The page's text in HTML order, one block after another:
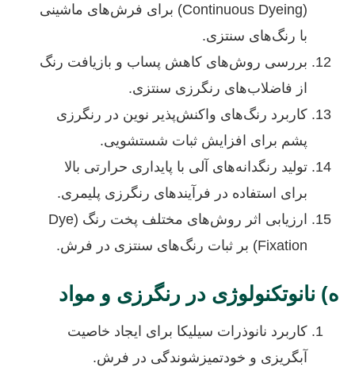
(Continuous Dyeing) برای فرش‌های ماشینی
با رنگ‌های سنتزی.
بررسی روش‌های کاهش پساب و بازیافت رنگ
از فاضلاب‌های رنگرزی سنتزی.
کاربرد رنگ‌های واکنش‌پذیر نوین در رنگرزی
پشم برای افزایش ثبات شستشویی.
تولید رنگدانه‌های آلی با پایداری حرارتی بالا
برای استفاده در فرآیندهای رنگرزی پلیمری.
ارزیابی اثر روش‌های مختلف پخت رنگ (Dye
Fixation) بر ثبات رنگ‌های سنتزی در فرش.
ه) نانوتکنولوژی در رنگرزی و مواد
کاربرد نانوذرات سیلیکا برای ایجاد خاصیت
آبگریزی و خودتمیزشوندگی در فرش.